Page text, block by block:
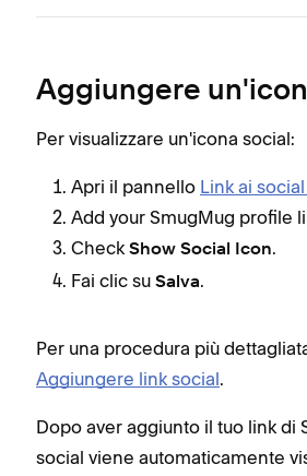
Aggiungere
Per visualizzare un'icona social:
Apri il pannello Link ai social
Add your SmugMug profile
Check Show Social Icon.
Fai clic su Salva.
Per una procedura più
Aggiungere link social.
Dopo aver aggiunto il tuo link di
social viene automaticamente